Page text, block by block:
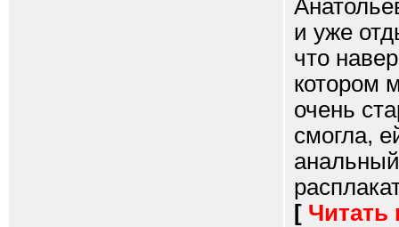
и уже
что
котором
очень
смогла,
[ Читать